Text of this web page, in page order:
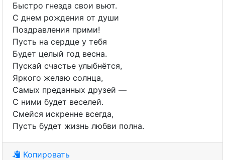
Быстро гнезда свои вьют.
С днем рождения от души
Поздравления прими!
Пусть на сердце у тебя
Будет целый год весна.
Пускай счастье улыбнётся,
Яркого желаю солнца,
Самых преданных друзей —
С ними будет веселей.
Смейся искренне всегда,
Пусть будет жизнь любви полна.
Копировать